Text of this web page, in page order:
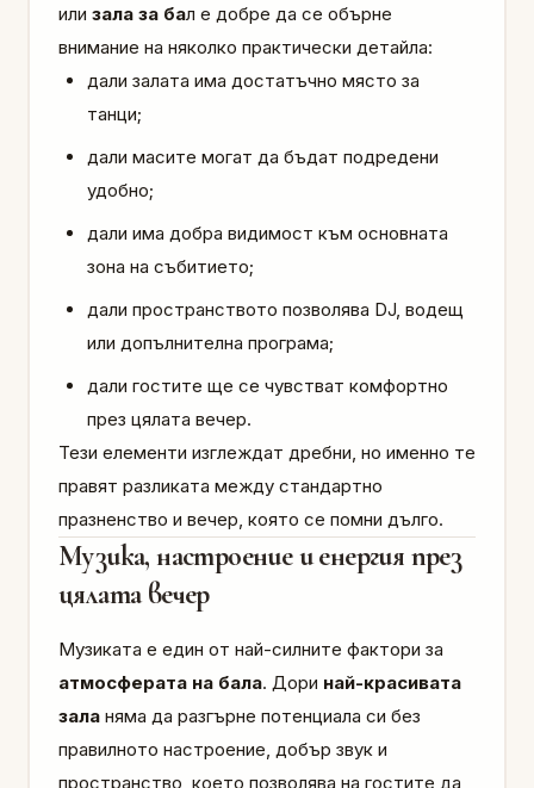
или зала за бал е добре да се обърне
внимание на няколко практически детайла:
дали залата има достатъчно място за
танци;
дали масите могат да бъдат подредени
удобно;
дали има добра видимост към основната
зона на събитието;
дали пространството позволява DJ, водещ
или допълнителна програма;
дали гостите ще се чувстват комфортно
през цялата вечер.
Тези елементи изглеждат дребни, но именно те
правят разликата между стандартно
празненство и вечер, която се помни дълго.
Музика, настроение и енергия през
цялата вечер
Музиката е един от най-силните фактори за
атмосферата на бала. Дори най-красивата
зала няма да разгърне потенциала си без
правилното настроение, добър звук и
пространство, което позволява на гостите да